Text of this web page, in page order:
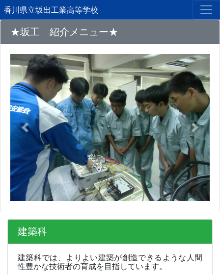
香川県立坂出工業高等学校
★坂工 紹介メニュー★
Previous Next
建築科
建築科では、よりよい建築が創造できるような人間
性豊かな技術者の育成を目指しています。